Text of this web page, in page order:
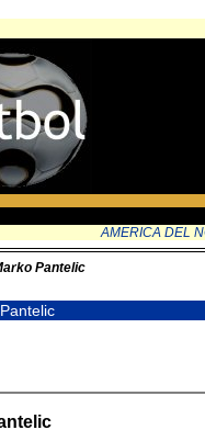
AMERICA DEL
Pantelic